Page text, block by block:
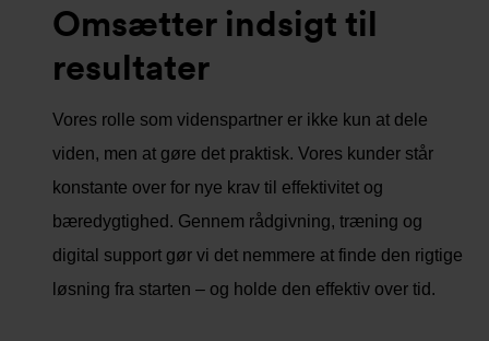
Omsætter indsigt til
resultater
Vores rolle som videnspartner er ikke kun at dele
viden, men at gøre det praktisk. Vores kunder står
konstante over for nye krav til effektivitet og
bæredygtighed. Gennem rådgivning, træning og
digital support gør vi det nemmere at finde den rigtige
løsning fra starten – og holde den effektiv over tid.